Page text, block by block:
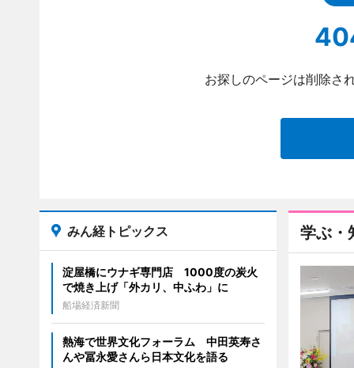
お探しのページは削除さ
学ぶ・
みん経トピックス
淀屋橋にウナギ専門店 1000度の炭火
で焼き上げ「外カリ、中ふわ」に
船場経済新聞
熱海で世界文化フォーラム 中田英寿さ
んや冨永愛さんら日本文化を語る